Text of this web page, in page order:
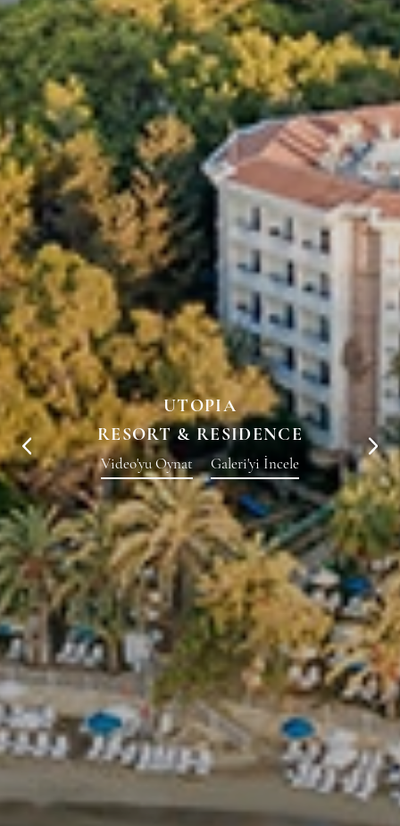
UTOPIA
RESORT & RESIDENCE
Video'yu Oynat Galeri'yi İncele